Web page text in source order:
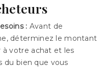
: Avant de
déterminez le montant
à votre achat et les
du bien que vous